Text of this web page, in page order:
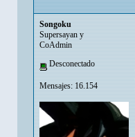
Songoku
Supersayan y
CoAdmin
Desconectado
Mensajes: 16.154